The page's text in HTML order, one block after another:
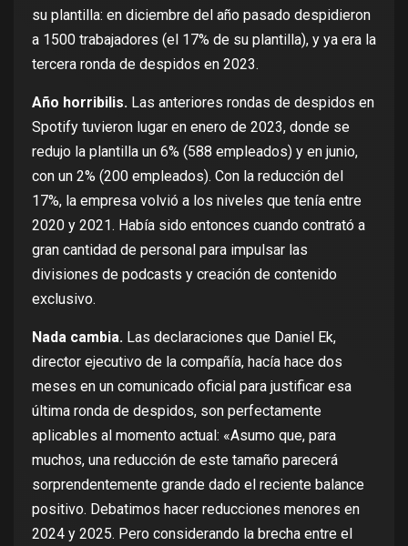
su plantilla: en diciembre del año pasado despidieron
a 1500 trabajadores (el 17% de su plantilla), y ya era la
tercera ronda de despidos en 2023.
Año horribilis. Las anteriores rondas de despidos en
Spotify tuvieron lugar en enero de 2023, donde se
redujo la plantilla un 6% (588 empleados) y en junio,
con un 2% (200 empleados). Con la reducción del
17%, la empresa volvió a los niveles que tenía entre
2020 y 2021. Había sido entonces cuando contrató a
gran cantidad de personal para impulsar las
divisiones de podcasts y creación de contenido
exclusivo.
Nada cambia. Las declaraciones que Daniel Ek,
director ejecutivo de la compañía, hacía hace dos
meses en un comunicado oficial para justificar esa
última ronda de despidos, son perfectamente
aplicables al momento actual: «Asumo que, para
muchos, una reducción de este tamaño parecerá
sorprendentemente grande dado el reciente balance
positivo. Debatimos hacer reducciones menores en
2024 y 2025. Pero considerando la brecha entre el